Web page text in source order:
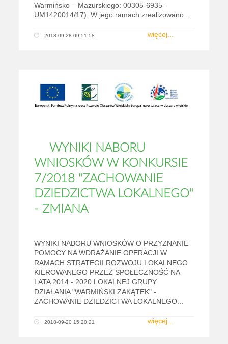
Warmińsko – Mazurskiego: 00305-6935-
UM1420014/17). W jego ramach zrealizowano...
więcej...
2018-09-28 09:51:58
WYNIKI NABORU
WNIOSKÓW W KONKURSIE
7/2018 "ZACHOWANIE
DZIEDZICTWA LOKALNEGO"
- ZMIANA
WYNIKI NABORU WNIOSKÓW O PRZYZNANIE
POMOCY NA WDRAŻANIE OPERACJI W
RAMACH STRATEGII ROZWOJU LOKALNEGO
KIEROWANEGO PRZEZ SPOŁECZNOŚĆ NA
LATA 2014 - 2020 LOKALNEJ GRUPY
DZIAŁANIA "WARMIŃSKI ZAKĄTEK" -
ZACHOWANIE DZIEDZICTWA LOKALNEGO...
więcej...
2018-09-20 15:20:21